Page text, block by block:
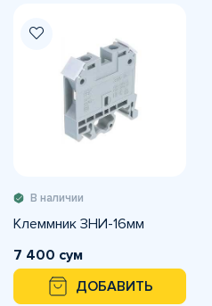
В наличии
Клеммник ЗНИ-16мм
7 400 сум
ДОБАВИТЬ